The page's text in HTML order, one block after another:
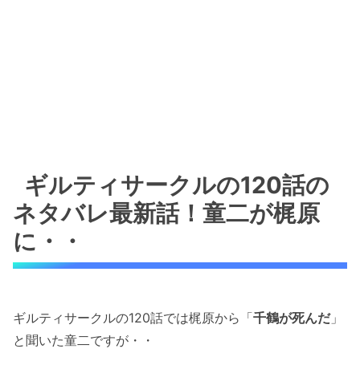
ギルティサークルの120話の
ネタバレ最新話！童二が梶原
に・・
ギルティサークルの120話では梶原から「千鶴が死んだ」
と聞いた童二ですが・・